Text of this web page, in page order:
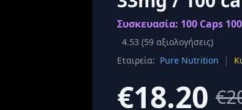
Συσκευασία: 100 Caps
4.53 (59 αξιολογήσεις)
Εταιρεία: Pure Nutrition |
€18.20
Σύνδεση
Εγγραφείτε εδώ